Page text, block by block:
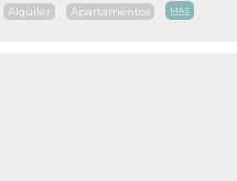
Alquiler Apartamentos MAS